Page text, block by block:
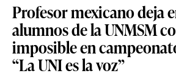
Profesor mexicano deja
alumnos de la UNMSM
imposible en
“La UNI es la voz”